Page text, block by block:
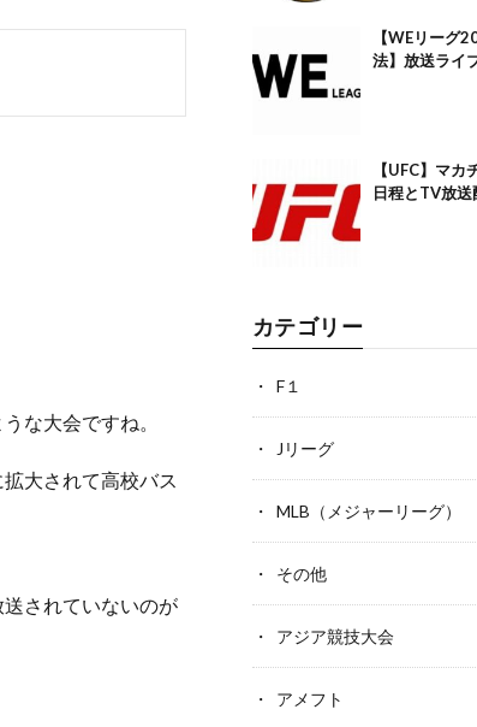
な大会ですね。
大されて高校バス
されていないのが
【WEリーグ
法】放送ライ
【UFC】マ
日程とTV放送
カテゴリー
F１
Jリーグ
MLB（メジャーリーグ）
その他
アジア競技大会
アメフト